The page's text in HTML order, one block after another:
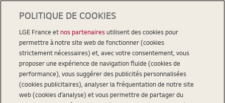
POLITIQUE DE COOKIES
LGE France etnos partenairesutilisent des cookies pour
permettre à notre site web de fonctionner (cookies
strictement nécessaires) et, avec votre consentement, vous
proposer une expérience de navigation fluide (cookies de
performance), vous suggérer des publicités personnalisées
(cookies publicitaires), analyser la fréquentation de notre site
web (cookies d’analyse) et vous permettre de partager du